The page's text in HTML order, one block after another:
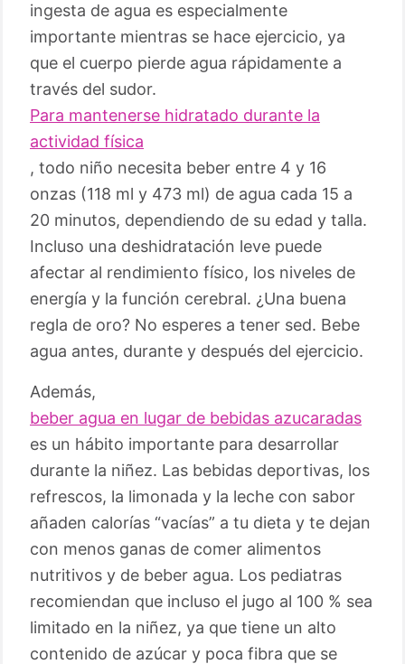
ingesta de agua es especialmente
importante mientras se hace ejercicio, ya
que el cuerpo pierde agua rápidamente a
través del sudor.
Para mantenerse hidratado durante la
actividad física
, todo niño necesita beber entre 4 y 16
onzas (118 ml y 473 ml) de agua cada 15 a
20 minutos, dependiendo de su edad y talla.
Incluso una deshidratación leve puede
afectar al rendimiento físico, los niveles de
energía y la función cerebral. ¿Una buena
regla de oro? No esperes a tener sed. Bebe
agua antes, durante y después del ejercicio.
Además,
beber agua en lugar de bebidas azucaradas
es un hábito importante para desarrollar
durante la niñez. Las bebidas deportivas, los
refrescos, la limonada y la leche con sabor
añaden calorías “vacías” a tu dieta y te dejan
con menos ganas de comer alimentos
nutritivos y de beber agua. Los pediatras
recomiendan que incluso el jugo al 100 % sea
limitado en la niñez, ya que tiene un alto
contenido de azúcar y poca fibra que se